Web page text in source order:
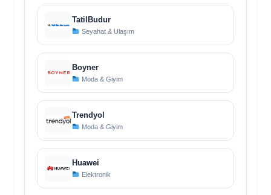
TatilBudur
Seyahat & Ulaşım
Boyner
Moda & Giyim
Trendyol
Moda & Giyim
Huawei
Elektronik